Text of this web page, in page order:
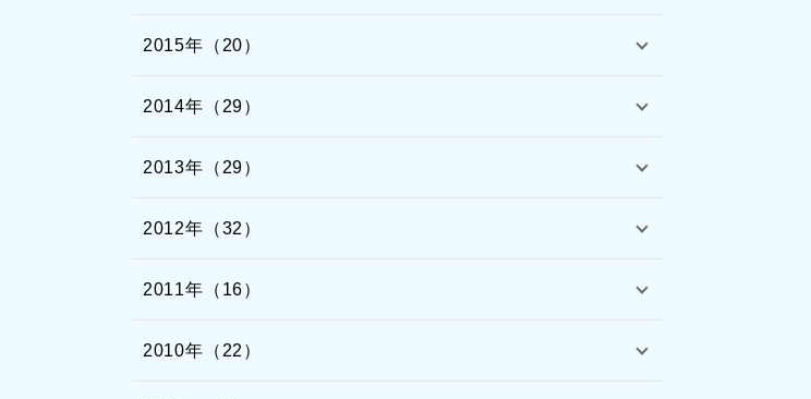
2015年（20）
2014年（29）
2013年（29）
2012年（32）
2011年（16）
2010年（22）